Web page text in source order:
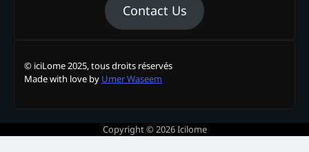
Contact Us
© iciLome 2025, tous droits réservés
Made with love by Umer Waseem
Copyright © 2026Icilome